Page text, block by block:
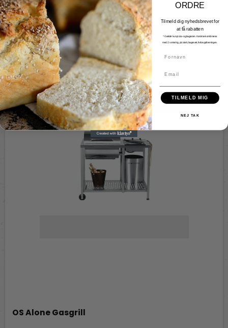
7.550,00 DKK
Vis produkt
OS Alone Gasgrill
ORDRE
Tilmeld dig nyhedsbrevet for
at få rabatten
* Gælder kun pizza- og bagesten. Kan ikke kombineres
med 2. sortering, pizzakit, bagesæt, forbrugsforeningen.
TILMELD MIG
NEJ TAK